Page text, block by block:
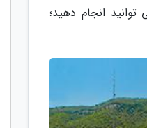
انجام دهید؛